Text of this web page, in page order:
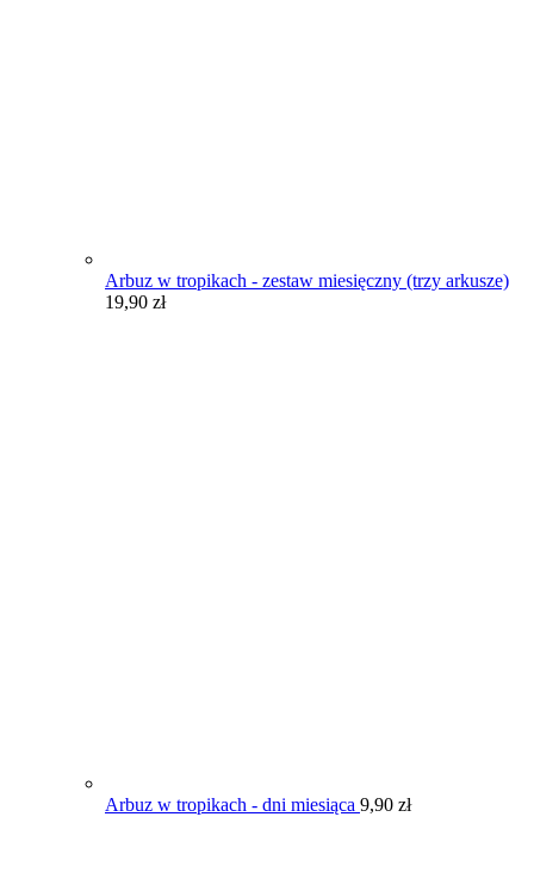
Arbuz w tropikach - zestaw miesięczny (trzy arkusze)
19,90 zł
Arbuz w tropikach - dni miesiąca 9,90 zł